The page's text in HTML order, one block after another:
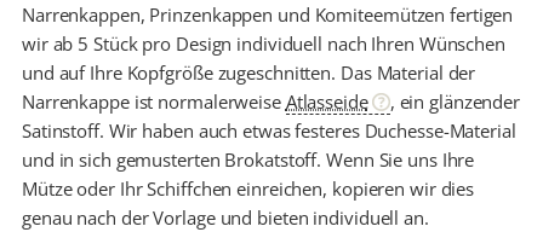
Narrenkappen, Prinzenkappen und Komiteemützen fertigen
wir ab 5 Stück pro Design individuell nach Ihren Wünschen
und auf Ihre Kopfgröße zugeschnitten. Das Material der
Narrenkappe ist normalerweise Atlasseide
, ein glänzender
Satinstoff. Wir haben auch etwas festeres Duchesse-Material
und in sich gemusterten Brokatstoff. Wenn Sie uns Ihre
Mütze oder Ihr Schiffchen einreichen, kopieren wir dies
genau nach der Vorlage und bieten individuell an.